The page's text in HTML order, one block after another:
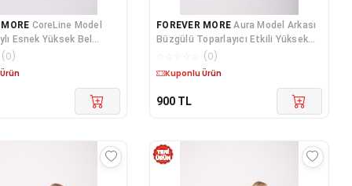
CoreLine Model
Esnek Yüksek Bel
Push Up Seamless Tayt
(0)
FOREVER MORE Aura Model Arkası
Büzgülü Toparlayıcı Etkili Yüksek
Bel Dikişsiz Tayt
(0)
Kuponlu Ürün
900 TL